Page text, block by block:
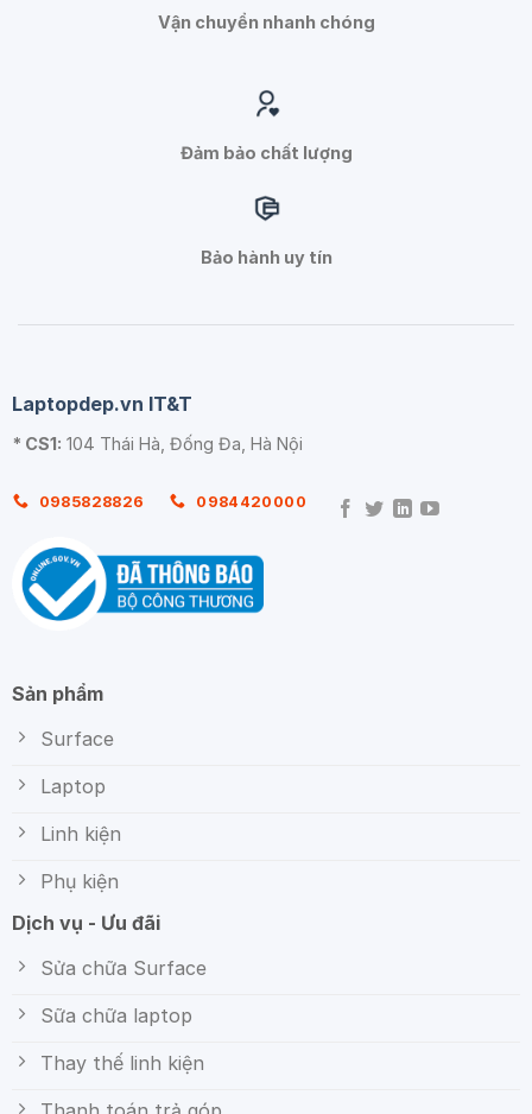
Vận chuyển nhanh chóng
Đảm bảo chất lượng
Bảo hành uy tín
Laptopdep.vn IT&T
* CS1: 104 Thái Hà, Đống Đa, Hà Nội
0985828826 0984420000
Sản phẩm
Surface
Laptop
Linh kiện
Phụ kiện
Dịch vụ - Ưu đãi
Sửa chữa Surface
Sữa chữa laptop
Thay thế linh kiện